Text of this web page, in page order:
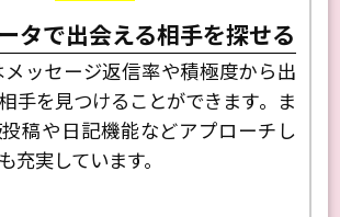
タで出会える相手を探せる
メッセージ返信率や積極度から出
手を見つけることができます。ま
稿や日記機能などアプローチし
充実しています。